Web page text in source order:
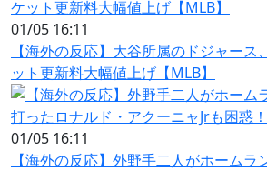
01/05 16:11
【海外の反応】大谷所属のドジャース
ット更新料大幅値上げ【MLB】
01/05 16:11
【海外の反応】外野手二人がホーム